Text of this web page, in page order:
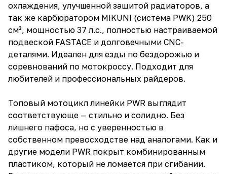
охлаждения, улучшенной защитой радиаторов, а
так же карбюратором MIKUNI (система PWK) 250
см³, мощностью 37 л.с., полностью настраиваемой
подвеской FASTACE и долговечными CNC-
деталями. Идеален для езды по бездорожью и
соревнований по мотокроссу. Подходит для
любителей и профессиональных райдеров.
Топовый мотоцикл линейки PWR выглядит
соответствующе — стильно и солидно. Без
лишнего пафоса, но с уверенностью в
собственном превосходстве над аналогами. Как и
другие модели PWR покрыт комбинированным
пластиком, который не ломается при сгибании.